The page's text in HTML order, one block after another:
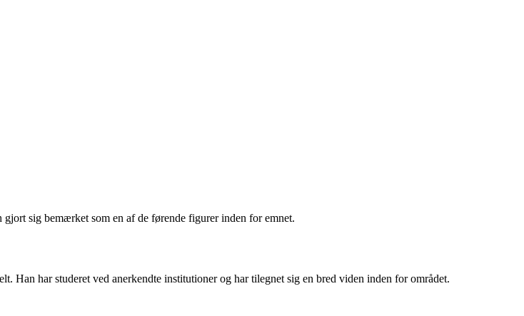
sig bemærket som en af de førende figurer inden for emnet.
Han har studeret ved anerkendte institutioner og har tilegnet sig en bred viden inden for området.